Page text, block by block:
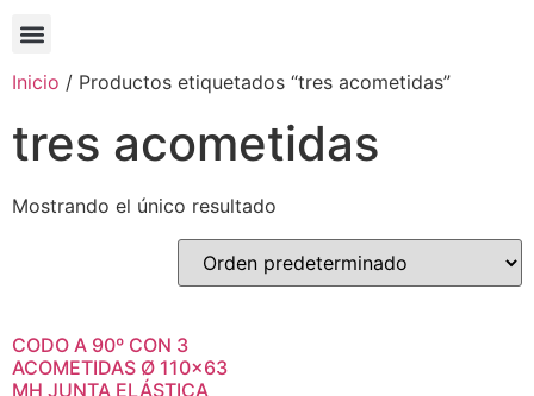
Inicio / Productos etiquetados “tres acometidas”
tres acometidas
Mostrando el único resultado
CODO A 90º CON 3
ACOMETIDAS Ø 110×63
MH JUNTA ELÁSTICA